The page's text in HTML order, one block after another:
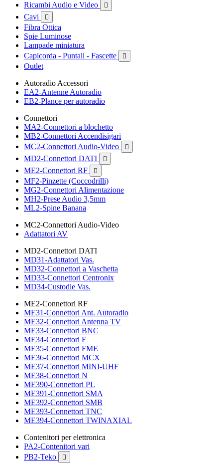
Ricambi Audio e Video 
Cavi 
Fibra Ottica
Spie Luminose
Lampade miniatura
Capicorda - Puntali - Fascette

Outlet
Autoradio Accessori
EA2-Antenne Autoradio
EB2-Plance per autoradio
Connettori
MA2-Connettori a blochetto
MB2-Connettori Accendisigari
MC2-Connettori Audio-Video

MD2-Connettori DATI 
ME2-Connettori RF 
MF2-Pinzette (Coccodrilli)
MG2-Connettori Alimentazione
MH2-Prese Audio 3,5mm
ML2-Spine Banana
MC2-Connettori Audio-Video
Adattatori AV
MD2-Connettori DATI
MD31-Adattatori Vas.
MD32-Connettori a Vaschetta
MD33-Connettori Centronix
MD34-Custodie Vas.
ME2-Connettori RF
ME31-Connettori Ant. Autoradio
ME32-Connettori Antenna TV
ME33-Connettori BNC
ME34-Connettori F
ME35-Connettori FME
ME36-Connettori MCX
ME37-Connettori MINI-UHF
ME38-Connettori N
ME390-Connettori PL
ME391-Connettori SMA
ME392-Connettori SMB
ME393-Connettori TNC
ME394-Connettori TWINAXIAL
Contenitori per elettronica
PA2-Contenitori vari
PB2-Teko
